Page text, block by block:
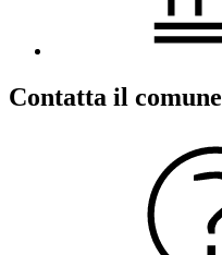
Contatta il comune